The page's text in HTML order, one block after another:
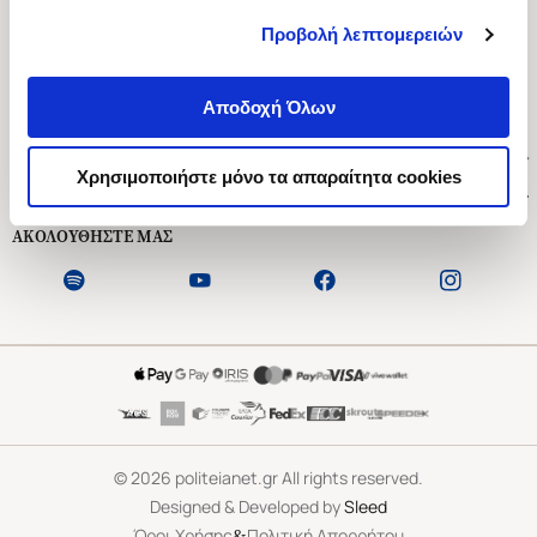
Προβολή λεπτομερειών
Αποδοχή Όλων
Χρησιμοποιήστε μόνο τα απαραίτητα cookies
Ασκληπιού 1-3, Αθήνα 106 79
Δευτέρα - Παρασκευή 09:00-21:00
Εξυπηρέτηση Πελατών
ΑΚΟΛΟΥΘΗΣΤΕ ΜΑΣ
©2026 politeianet.gr All rights reserved.
Designed & Developed bySleed